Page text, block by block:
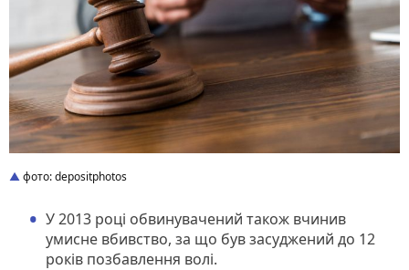
фото: depositphotos
У 2013 році обвинувачений також вчинив
умисне вбивство, за що був засуджений до 12
років позбавлення волі.